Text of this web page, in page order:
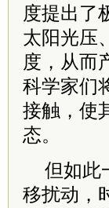
度提出了
太阳光压
度，从而
科学家们
接触，使
态。
但如此
移扰动，